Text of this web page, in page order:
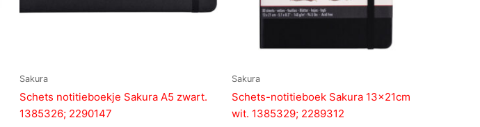
Sakura
Schets notitieboekje Sakura A5 zwart.
1385326; 2290147
Sakura
Schets-notitieboek Sakura 13x21cm
wit. 1385329; 2289312